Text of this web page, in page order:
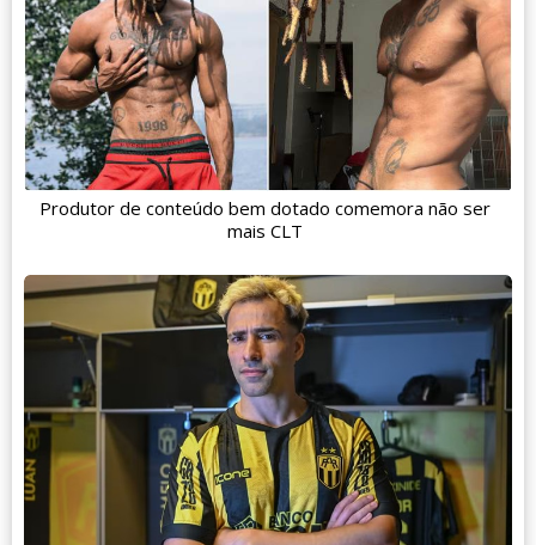
Produtor de conteúdo bem dotado comemora não ser
mais CLT